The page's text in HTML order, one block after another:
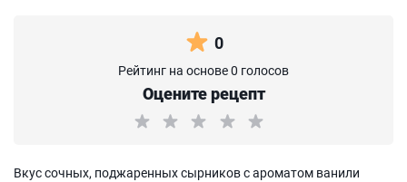
0
Рейтинг на основе 0 голосов
Оцените рецепт
Вкус сочных, поджаренных сырников с ароматом ванили